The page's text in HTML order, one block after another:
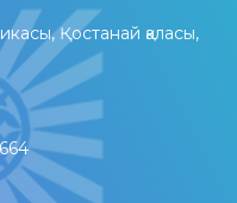
Қостанай қаласы,